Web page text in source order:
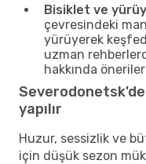
Bisiklet ve
çevresindeki
yürüyerek
uzman
hakkında
yapılır
Huzur, sessizlik ve
için düşük sezon